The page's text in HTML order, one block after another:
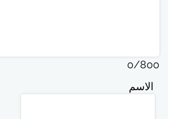
0/800
الاسم